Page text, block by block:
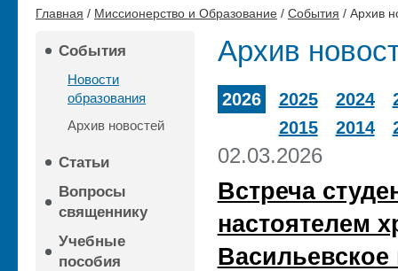
Главная / Миссионерство и Образование / События / Архив
События
Новости
образования
Архив новостей
Статьи
Вопросы
священнику
Учебные
пособия
Архив
2026 2025 2024
2015
2014
02.03.2026
Встреча
настоятелем